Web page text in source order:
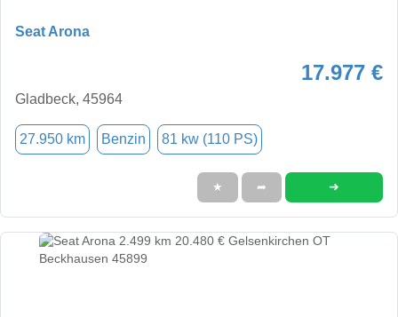
Seat Arona
17.977 €
Gladbeck, 45964
27.950 km Benzin 81 kw (110 PS)
★ ➦ ➜